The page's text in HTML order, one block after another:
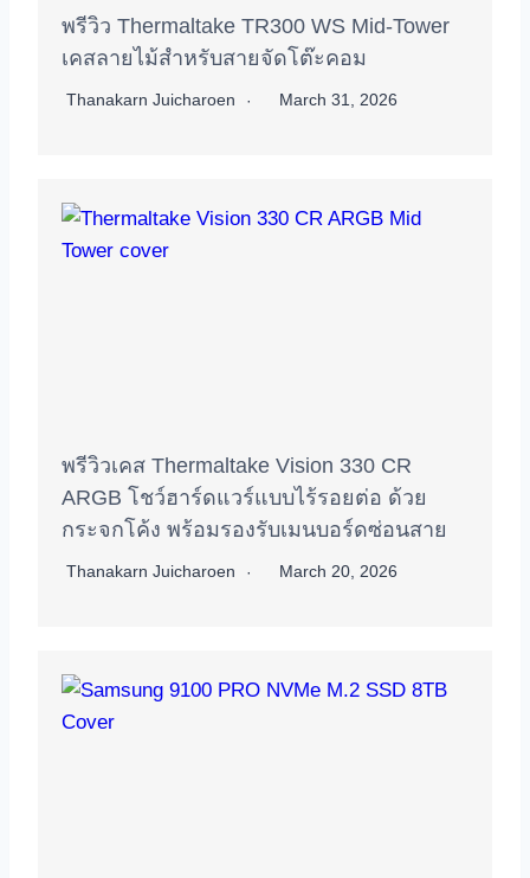
พรีวิว Thermaltake TR300 WS Mid-Tower
เคสลายไม้สำหรับสายจัดโต๊ะคอม
Thanakarn Juicharoen March 31, 2026
พรีวิวเคส Thermaltake Vision 330 CR
ARGB โชว์ฮาร์ดแวร์แบบไร้รอยต่อ ด้วย
กระจกโค้ง พร้อมรองรับเมนบอร์ดซ่อนสาย
Thanakarn Juicharoen March 20, 2026